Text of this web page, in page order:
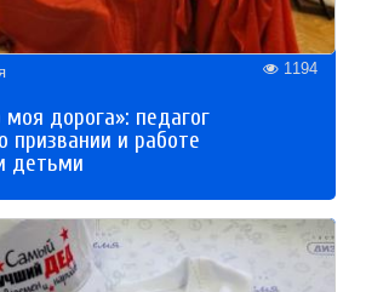
1194
дорога»: педагог
призвании и работе
детьми